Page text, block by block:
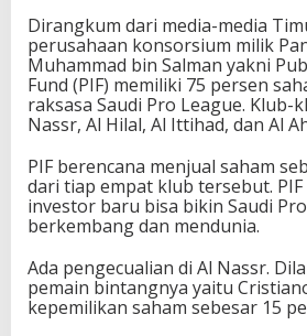
Dirangkum dari media-media
perusahaan konsorsium milik
Muhammad bin Salman yakni
Fund (PIF) memiliki 75 persen
raksasa Saudi Pro League. Klub-
Nassr, Al Hilal, Al Ittihad, dan Al
PIF berencana menjual saham
dari tiap empat klub tersebut.
investor baru bisa bikin Saudi
berkembang dan mendunia.
Ada pengecualian di Al Nassr.
pemain bintangnya yaitu
kepemilikan saham sebesar 15